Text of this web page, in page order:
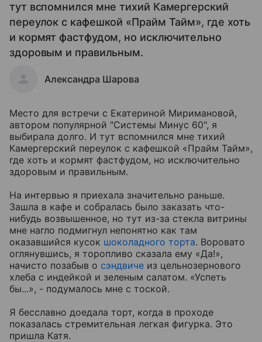
тут вспомнился мне тихий Камергерский
переулок с кафешкой «Прайм Тайм», где хоть
и кормят фастфудом, но исключительно
здоровым и правильным.
Александра Шарова
Место для встречи с Екатериной Миримановой,
автором популярной "Системы Минус 60", я
выбирала долго. И тут вспомнился мне тихий
Камергерский переулок с кафешкой «Прайм Тайм»,
где хоть и кормят фастфудом, но исключительно
здоровым и правильным.
На интервью я приехала значительно раньше.
Зашла в кафе и собралась было заказать что-
нибудь возвышенное, но тут из-за стекла витрины
мне нагло подмигнул непонятно как там
оказавшийся кусок шоколадного торта. Воровато
оглянувшись, я торопливо сказала ему «Да!»,
начисто позабыв о сэндвиче из цельнозернового
хлеба с индейкой и зеленым салатом. «Успеть
бы...», - подумалось мне с тоской.
Я бесславно доедала торт, когда в проходе
показалась стремительная легкая фигурка. Это
пришла Катя.